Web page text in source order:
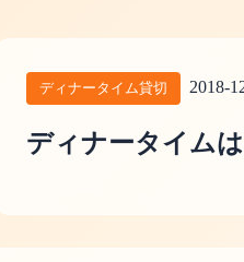
ディナータイム貸切 2018-
ディナータイム